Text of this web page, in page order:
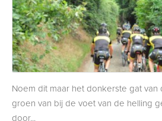
Noem dit maar het donkerste gat van
groen van bij de voet van de helling
door...